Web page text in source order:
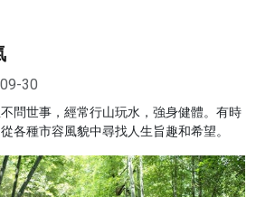
30
問世事，經常行山玩水，強身健體。有時
各種市容風貌中尋找人生旨趣和希望。